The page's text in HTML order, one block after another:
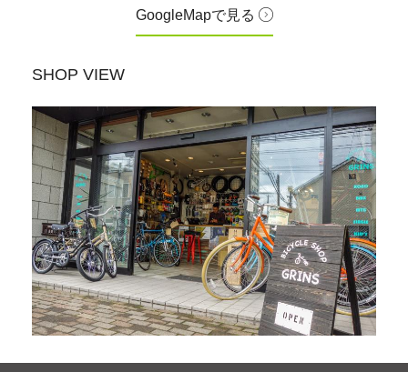
GoogleMapで見る
SHOP VIEW